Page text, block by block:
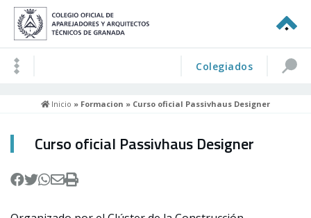
Colegiados
Inicio » Formacion » Curso oficial Passivhaus Designer
Curso oficial Passivhaus Designer